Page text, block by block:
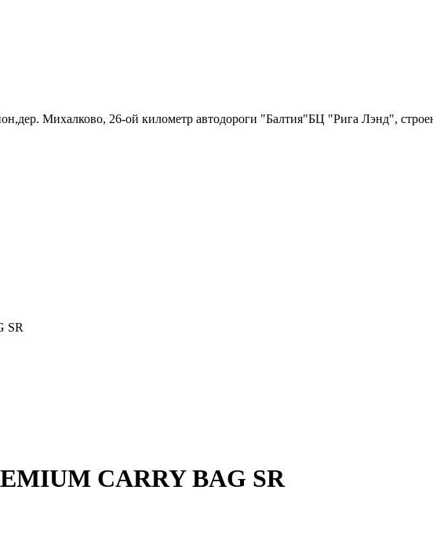
Михалково, 26-ой километр автодороги "Балтия"БЦ "Рига Лэнд",
SR
CARRY BAG SR